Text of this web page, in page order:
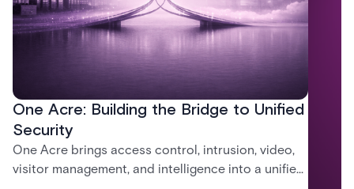
One Acre: Building the Bridge to Unified
Security
One Acre brings access control, intrusion, video,
visitor management, and intelligence into a unified